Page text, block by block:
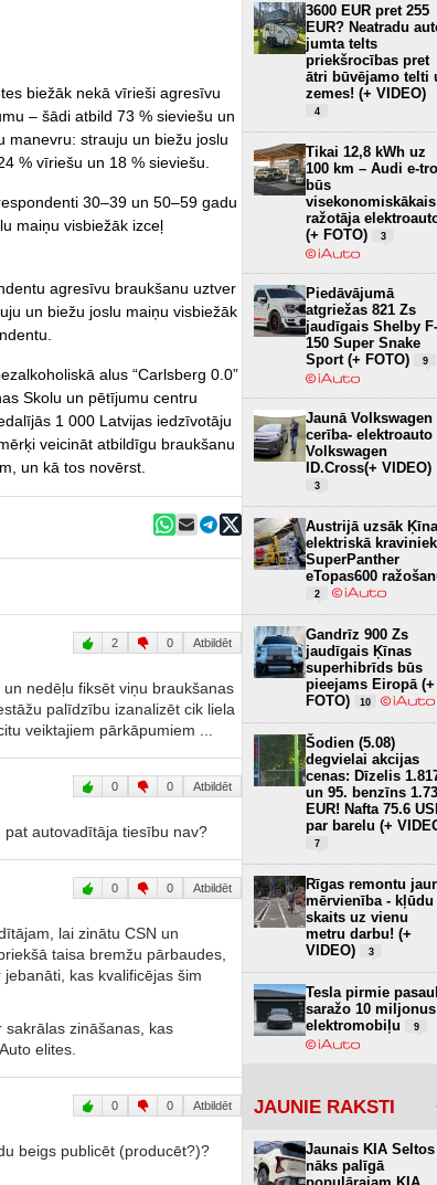
biežāk nekā vīrieši agresīvu
– šādi atbild 73 % sieviešu un
manevru: strauju un biežu joslu
% vīriešu un 18 % sieviešu.
30–39 un 50–59 gadu
maiņu visbiežāk izceļ
agresīvu braukšanu uztver
un biežu joslu maiņu visbiežāk
alus “Carlsberg 0.0”
Skolu un pētījumu centru
1 000 Latvijas iedzīvotāju
veicināt atbildīgu braukšanu
un kā tos novērst.
2 0 Atbildēt
nedēļu fiksēt viņu braukšanas
palīdzību izanalizēt cik liela
veiktajiem pārkāpumiem ...
0 0 Atbildēt
pat autovadītāja tiesību nav?
0 0 Atbildēt
lai zinātu CSN un
taisa bremžu pārbaudes,
kas kvalificējas šim
zināšanas, kas
elites.
0 0 Atbildēt
beigs publicēt (producēt?)?
3600 EUR pret 255
EUR? Neatradu
jumta telts
priekšrocības pret
ātri būvējamo telti
zemes! (+ VIDEO)
4
Tikai 12,8 kWh uz
100 km – Audi e-
būs
visekonomiskākais
ražotāja
(+ FOTO)
3
Piedāvājumā
atgriežas 821 Zs
jaudīgais Shelby F-
150 Super Snake
Sport (+ FOTO)
9
Jaunā Volkswagen
cerība- elektroauto
Volkswagen
ID.Cross(+ VIDEO)
3
Austrijā uzsāk
elektriskā
SuperPanther
eTopas600
2
Gandrīz 900 Zs
jaudīgais Ķīnas
superhibrīds būs
pieejams Eiropā (+
FOTO)
10
Šodien (5.08)
degvielai akcijas
cenas: Dīzelis
un 95. benzīns
EUR! Nafta 75.6
par barelu (+
7
Rīgas remontu
mērvienība - kļūdu
skaits uz vienu
metru darbu! (+
VIDEO)
3
Tesla pirmie
saražo 10 miljonus
elektromobiļu
9
JAUNIE RAKSTI
Jaunais KIA Seltos
nāks palīgā